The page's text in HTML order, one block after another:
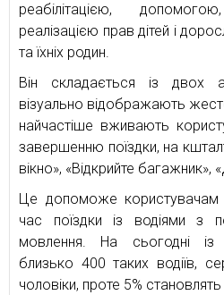
реабілітацією,
реалізацією прав дітей і
та їхніх родин.
Він складається із двох
візуально відображають
найчастіше вживають
завершенню поїздки, на
вікно», «Відкрийте
Це допоможе користувачам
час поїздки із водіями з
мовлення. На сьогодні із
близько 400 таких водіїв,
чоловіки, проте 5% становлять